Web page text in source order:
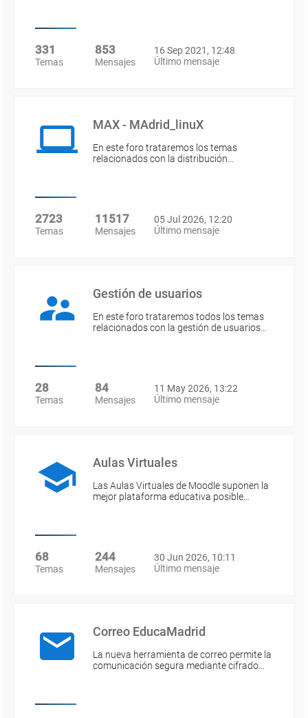
331
Temas
853
Mensajes
16 Sep 2021, 12:48
Último mensaje
MAX - MAdrid_linuX
En este foro trataremos los temas
relacionados con la distribución…
2723
Temas
11517
Mensajes
05 Jul 2026, 12:20
Último mensaje
Gestión de usuarios
En este foro trataremos todos los temas
relacionados con la gestión de usuarios…
28
Temas
84
Mensajes
11 May 2026, 13:22
Último mensaje
Aulas Virtuales
Las Aulas Virtuales de Moodle suponen la
mejor plataforma educativa posible…
68
Temas
244
Mensajes
30 Jun 2026, 10:11
Último mensaje
Correo EducaMadrid
La nueva herramienta de correo permite la
comunicación segura mediante cifrado…